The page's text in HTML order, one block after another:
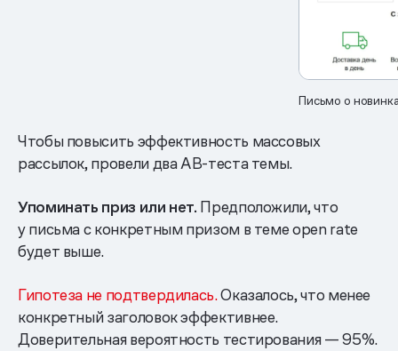
Письмо о
Чтобы повысить эффективность массовых
рассылок, провели два AB-теста темы.
Упоминать приз или нет. Предположили, что
у письма с конкретным призом в теме open rate
будет выше.
Гипотеза не подтвердилась.Оказалось, что менее
конкретный заголовок эффективнее.
Доверительная вероятность тестирования — 95%.